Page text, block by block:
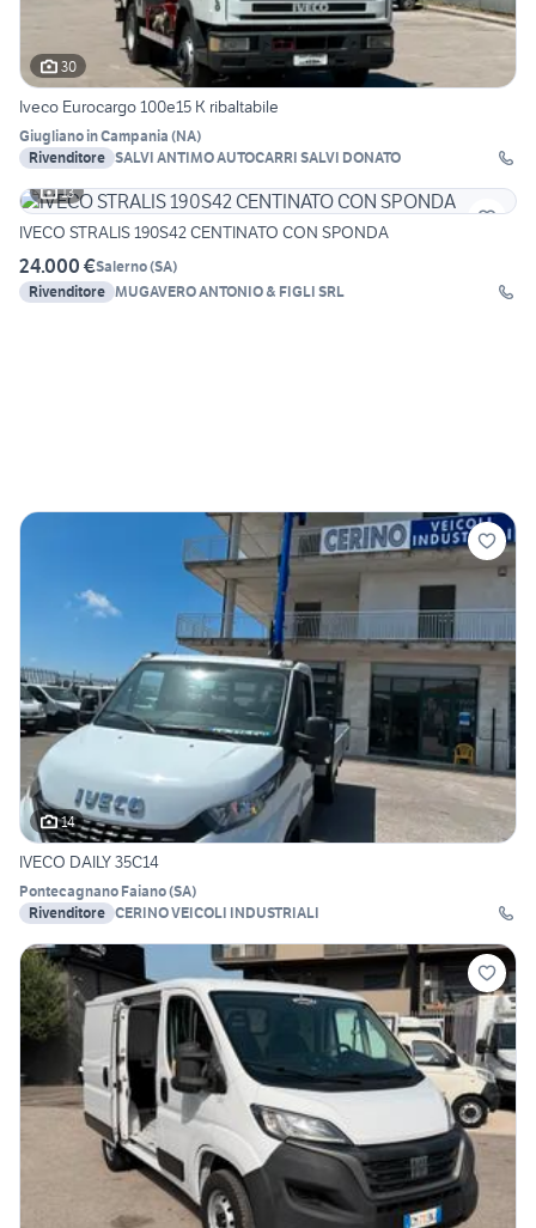
30
Iveco Eurocargo 100e15 K ribaltabile
Giugliano in Campania (NA)
Rivenditore SALVI ANTIMO AUTOCARRI SALVI DONATO
13
IVECO STRALIS 190S42 CENTINATO CON SPONDA
24.000 €Salerno(SA)
Rivenditore MUGAVERO ANTONIO & FIGLI SRL
14
IVECO DAILY 35C14
Pontecagnano Faiano(SA)
Rivenditore CERINO VEICOLI INDUSTRIALI